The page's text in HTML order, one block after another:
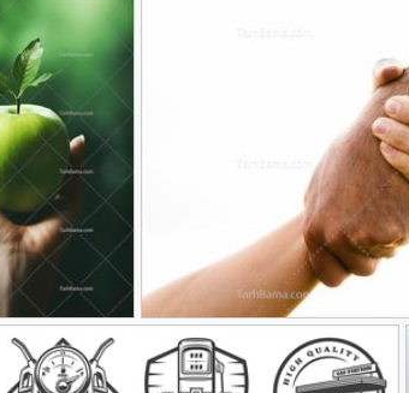
تصویر با کیفیت
35
تومان
90,000
تصویر با کیفیت